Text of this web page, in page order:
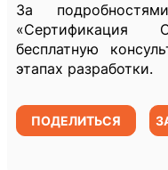
За
бесплатную
этапах разработки.
ПОДЕЛИТЬСЯ